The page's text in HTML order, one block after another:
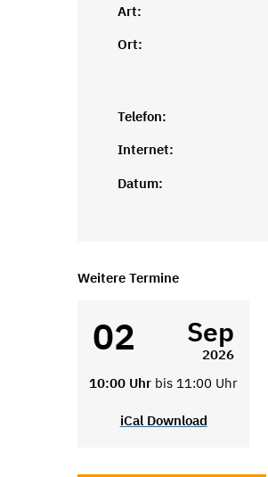
Art:
Ort:
Telefon:
Internet:
Datum:
Weitere Termine
02 Sep
2026
10:00 Uhr bis 11:00 Uhr
iCal Download